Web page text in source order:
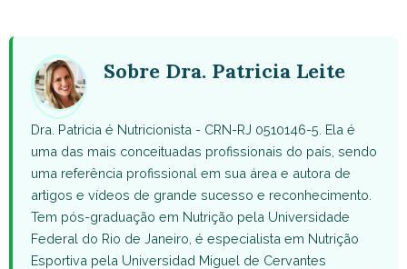
Sobre Dra. Patricia Leite
Dra. Patricia é Nutricionista - CRN-RJ 0510146-5. Ela é
uma das mais conceituadas profissionais do país, sendo
uma referência profissional em sua área e autora de
artigos e vídeos de grande sucesso e reconhecimento.
Tem pós-graduação em Nutrição pela Universidade
Federal do Rio de Janeiro, é especialista em Nutrição
Esportiva pela Universidad Miguel de Cervantes